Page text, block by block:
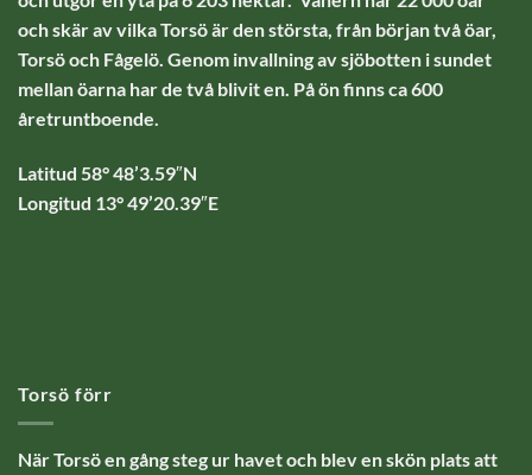
och skär av vilka Torsö är den största, från början två öar,
Torsö och Fågelö. Genom invallning av sjöbotten i sundet
mellan öarna har de två blivit en. På ön finns ca 600
åretruntboende.
Latitud 58° 48’3.59″N
Longitud 13° 49’20.39″E
Torsö förr
När Torsö en gång steg ur havet och blev en skön plats att